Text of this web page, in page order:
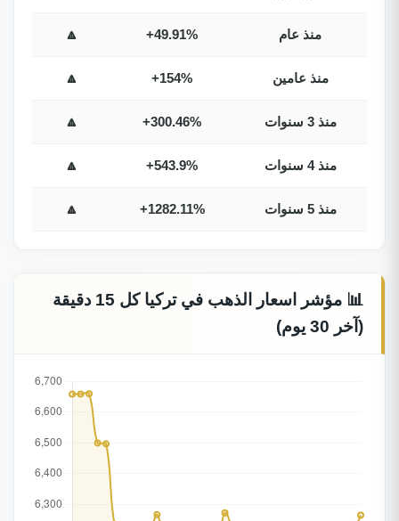
منذ عام +49.91%
🔼
منذ عامين +154%
🔼
منذ 3 سنوات +300.46%
🔼
منذ 4 سنوات +543.9%
🔼
منذ 5 سنوات +1282.11%
🔼
📊 مؤشر اسعار الذهب في تركيا كل 15 دقيقة
(آخر 30 يوم)